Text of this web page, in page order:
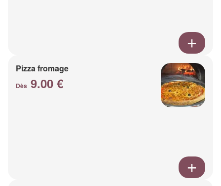
Pizza fromage
Dès 9.00 €